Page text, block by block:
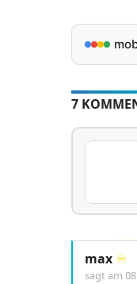
7
max ♾️
sagt am